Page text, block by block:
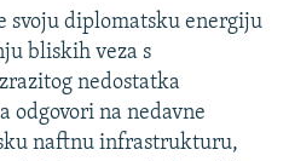
svoju diplomatsku energiju
bliskih veza s
nedostatka
odgovori na nedavne
naftnu infrastrukturu,